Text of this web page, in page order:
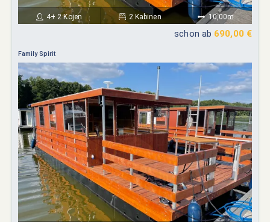
4+ 2 Kojen 2 Kabinen 10,00m
schon ab 690,00 €
Family Spirit